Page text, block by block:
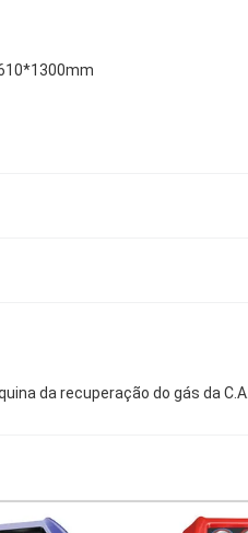
da recuperação do gás da C.A.